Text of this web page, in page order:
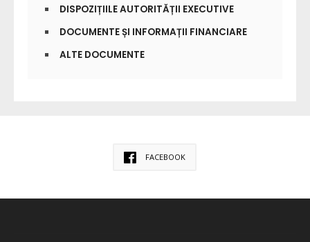
DISPOZIȚIILE AUTORITĂȚII EXECUTIVE
DOCUMENTE ȘI INFORMAȚII FINANCIARE
ALTE DOCUMENTE
FACEBOOK